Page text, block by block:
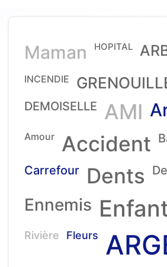
Maman HOPITAL
INCENDIE
DEMOISELLE AMI
Amour Accident
Carrefour Dents
Ennemis
Rivière Fleurs